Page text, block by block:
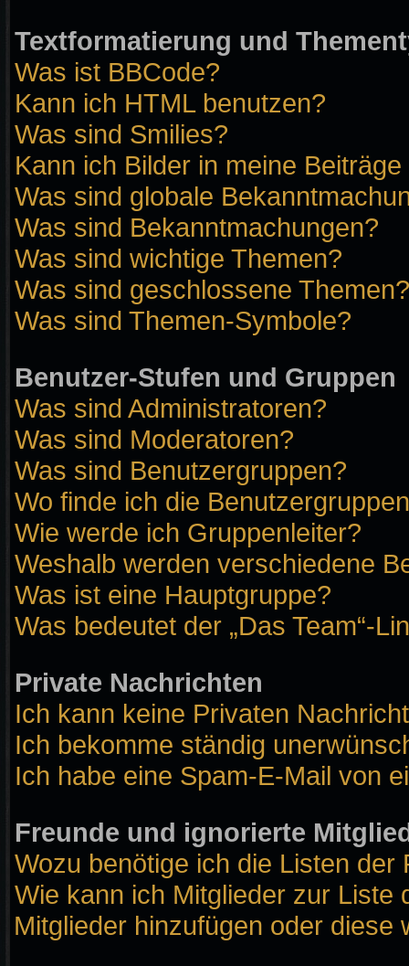
Textformatierung und
Was ist BBCode?
Kann ich HTML benutzen?
Was sind Smilies?
Kann ich Bilder in meine
Was sind globale
Was sind Bekanntmachungen?
Was sind wichtige Themen?
Was sind geschlossene Themen?
Was sind Themen-Symbole?
Benutzer-Stufen und Gruppen
Was sind Administratoren?
Was sind Moderatoren?
Was sind Benutzergruppen?
Wo finde ich die
Wie werde ich Gruppenleiter?
Weshalb werden verschiedene
Was ist eine Hauptgruppe?
Was bedeutet der „Das Team“-
Private Nachrichten
Ich kann keine Privaten
Ich bekomme ständig
Ich habe eine Spam-E-Mail von
Freunde und ignorierte
Wozu benötige ich die Listen
Wie kann ich Mitglieder zur
Mitglieder hinzufügen oder